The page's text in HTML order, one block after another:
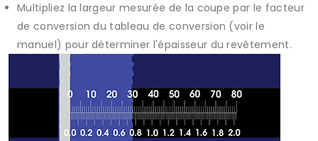
Multipliez la largeur mesurée de la coupe par le facteur
de conversion du tableau de conversion (voir le
manuel) pour déterminer l'épaisseur du revêtement.